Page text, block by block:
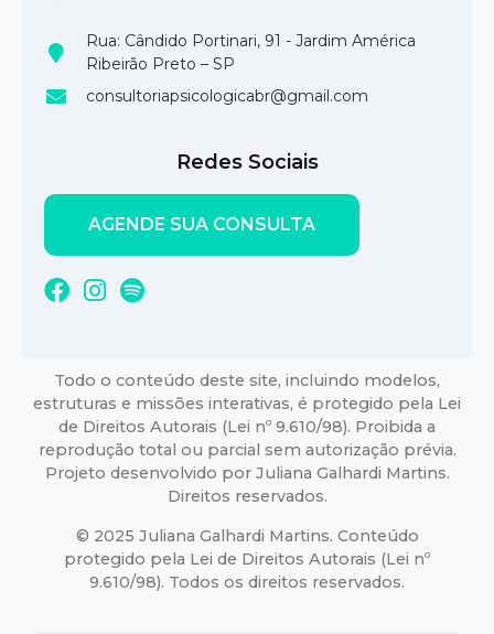
Rua: Cândido Portinari, 91 - Jardim América
Ribeirão Preto – SP
consultoriapsicologicabr@gmail.com
Redes Sociais
AGENDE SUA CONSULTA
Todo o conteúdo deste site, incluindo modelos,
estruturas e missões interativas, é protegido pela Lei
de Direitos Autorais (Lei nº 9.610/98). Proibida a
reprodução total ou parcial sem autorização prévia.
Projeto desenvolvido por Juliana Galhardi Martins.
Direitos reservados.
© 2025 Juliana Galhardi Martins. Conteúdo
protegido pela Lei de Direitos Autorais (Lei nº
9.610/98). Todos os direitos reservados.